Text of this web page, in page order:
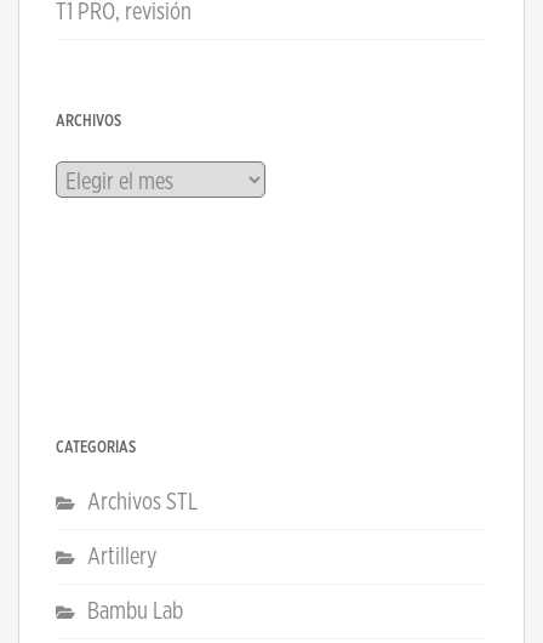
T1 PRO, revisión
ARCHIVOS
Archivos
CATEGORÍAS
Archivos STL
Artillery
Bambu Lab